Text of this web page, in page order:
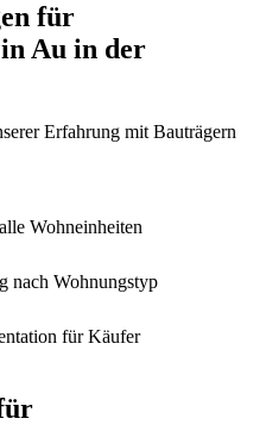
für
Au in der
Erfahrung mit Bauträgern
Wohneinheiten
nach Wohnungstyp
für Käufer